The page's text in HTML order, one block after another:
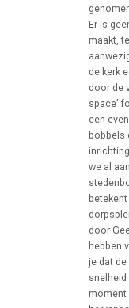
Er is
maakt,
de kerk
door de
space’
een
bobbels
we al
door
hebben
je dat
snelheid
moment